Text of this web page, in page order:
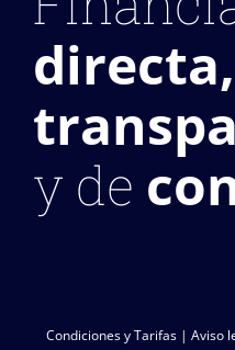
directa,
y de
Condiciones y Tarifas |Aviso